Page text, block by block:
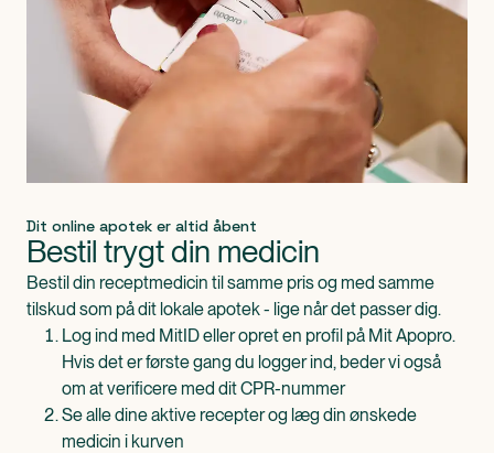
Dit online apotek er altid åbent
Bestil trygt din medicin
Bestil din receptmedicin til samme pris og med samme
tilskud som på dit lokale apotek - lige når det passer dig.
Log ind med MitID eller opret en profil på Mit Apopro.
Hvis det er første gang du logger ind, beder vi også
om at verificere med dit CPR-nummer
Se alle dine aktive recepter og læg din ønskede
medicin i kurven